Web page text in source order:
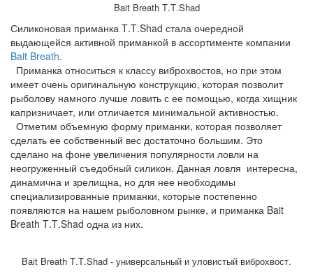
Bait Breath T.T.Shad
Силиконовая приманка T.T.Shad стала очередной
выдающейся активной приманкой в ассортименте компании
Bait Breath.
Приманка относиться к классу виброхвостов, но при этом
имеет очень оригинальную конструкцию, которая позволит
рыболову намного лучше ловить с ее помощью, когда хищник
капризничает, или отличается минимальной активностью.
Отметим объемную форму приманки, которая позволяет
сделать ее собственный вес достаточно большим. Это
сделано на фоне увеличения популярности ловли на
неогруженный съедобный силикон. Данная ловля интересна,
динамична и зрелищна, но для нее необходимы
специализированные приманки, которые постепенно
появляются на нашем рыболовном рынке, и приманка Bait
Breath T.T.Shad одна из них.
Bait Breath T.T.Shad - универсальный и уловистый виброхвост.